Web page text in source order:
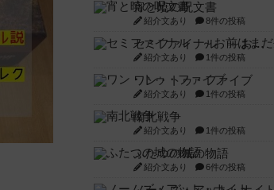
宵と暁の呪文書
紹介文あり 8件の投稿
セミファイナル ～お前はまだ生きている～
紹介文あり 1件の投稿
ワン・トゥ・ファイブ
紹介文あり 1件の投稿
南北戦争
紹介文あり 1件の投稿
ふたつの城の物語
紹介文あり 6件の投稿